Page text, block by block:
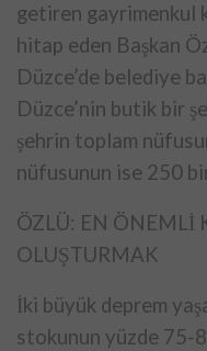
getiren gayrimenkul
hitap eden Başkan
Düzce’de belediye
Düzce’nin butik bir
şehrin toplam
nüfusunun ise 250
ÖZLÜ: EN ÖNEMLİ
OLUŞTURMAK
İki büyük deprem
stokunun yüzde 75-